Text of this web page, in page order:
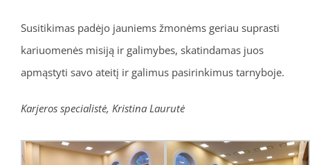
Susitikimas padėjo jauniems žmonėms geriau suprasti
kariuomenės misiją ir galimybes, skatindamas juos
apmąstyti savo ateitį ir galimus pasirinkimus tarnyboje.
Karjeros specialistė, Kristina Laurutė